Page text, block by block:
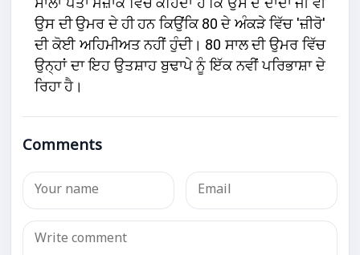
ਉਸ ਦੀ ਉਮਰ ਦੇ ਹੀ ਹਨ ਕਿਉਂਕਿ 80 ਦੇ ਅੰਕੜੇ ਵਿੱਚ 'ਜ਼ੀਰੋ'
ਦੀ ਕੋਈ ਅਹਿਮੀਅਤ ਨਹੀਂ ਹੁੰਦੀ। 80 ਸਾਲ ਦੀ ਉਮਰ ਵਿੱਚ
ਉਨ੍ਹਾਂ ਦਾ ਇਹ ਉਤਸ਼ਾਹ ਬੁਢਾਪੇ ਨੂੰ ਇੱਕ ਨਵੀਂ ਪਰਿਭਾਸ਼ਾ ਦੇ
ਰਿਹਾ ਹੈ।
Comments